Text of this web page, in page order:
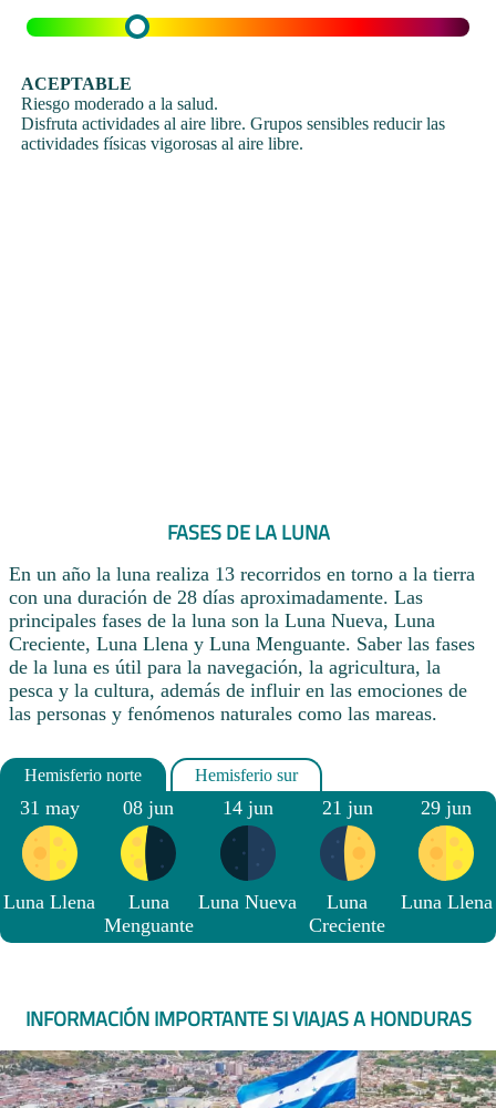
ACEPTABLE
Riesgo moderado a la salud.
Disfruta actividades al aire libre. Grupos sensibles reducir las
actividades físicas vigorosas al aire libre.
FASES DE LA LUNA
En un año la luna realiza 13 recorridos en torno a la tierra
con una duración de 28 días aproximadamente. Las
principales fases de la luna son la Luna Nueva, Luna
Creciente, Luna Llena y Luna Menguante. Saber las fases
de la luna es útil para la navegación, la agricultura, la
pesca y la cultura, además de influir en las emociones de
las personas y fenómenos naturales como las mareas.
31 may
Luna Llena
08 jun
Luna
Menguante
14 jun
Luna Nueva
21 jun
Luna
Creciente
29 jun
Luna Llena
INFORMACIÓN IMPORTANTE SI VIAJAS A HONDURAS